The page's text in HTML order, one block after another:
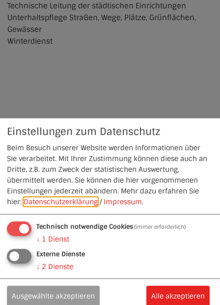
Technische Leitung der städtischen Einrichtungen
Unterhaltspflege Straßen, Wege, Plätze, Grünflächen,
Gewässer
Winterdienst
Einstellungen zum Datenschutz
Beim Besuch unserer Website werden Informationen über
Sie verarbeitet. Mit Ihrer Zustimmung können diese auch an
Dritte, z.B. zum Zweck der statistischen Auswertung,
übermittelt werden. Sie können die hier vorgenommenen
Einstellungen jederzeit abändern. Mehr dazu erfahren Sie
hier: Datenschutzerklärung / Impressum.
Technisch notwendige Cookies(immer erforderlich)
↓ 1 Dienst
Externe Dienste
↓ 2 Dienste
Ausgewählte akzeptieren Alle akzeptieren